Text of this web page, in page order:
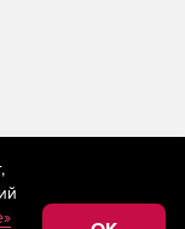
сетевых путях.
применяются
технологии